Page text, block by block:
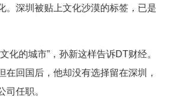
。深圳被贴上文化沙漠的标签，已是
化的城市”，孙新这样告诉DT财经。
在回国后，他却没有选择留在深圳，
司任职。